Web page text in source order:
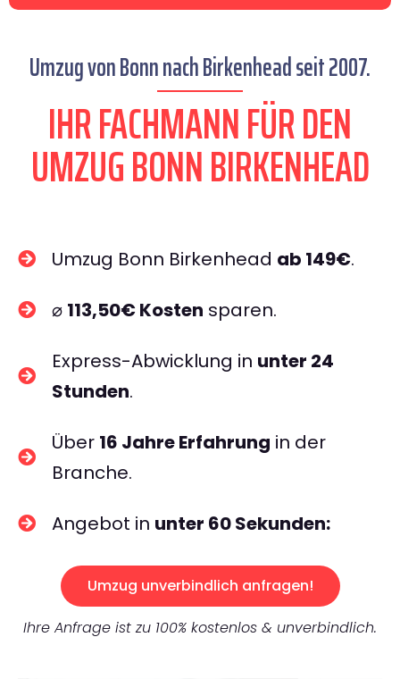
Umzug von Bonn nach Birkenhead seit 2007.
IHR FACHMANN FÜR DEN
UMZUG BONN BIRKENHEAD
Umzug Bonn Birkenhead ab 149€.
⌀ 113,50€ Kosten sparen.
Express-Abwicklung in unter 24
Stunden.
Über 16 Jahre Erfahrung in der
Branche.
Angebot in unter 60 Sekunden:
Umzug unverbindlich anfragen!
Ihre Anfrage ist zu 100% kostenlos & unverbindlich.